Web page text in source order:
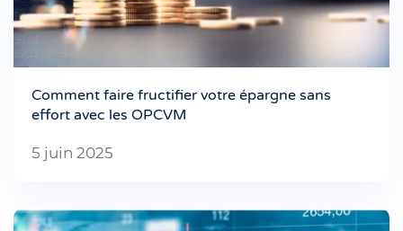
Comment faire fructifier votre épargne sans
effort avec les OPCVM
5 juin 2025